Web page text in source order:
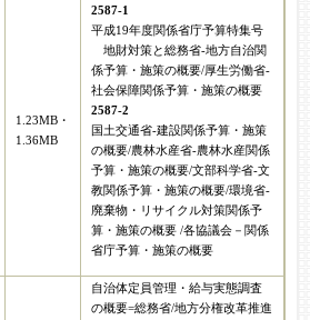
1.23MB・
1.36MB
2587-1
平成19年度関係省庁予算特集号
地財対策と総務省-地方自治関
係予算・施策の概要/厚生労働省-
社会保障関係予算・施策の概要
2587-2
国土交通省-建設関係予算・施策
の概要/農林水産省-農林水産関係
予算・施策の概要/文部科学省-文
教関係予算・施策の概要/環境省-
廃棄物・リサイクル対策関係予
算・施策の概要 /各協議会－関係
省庁予算・施策の概要
自治体定員管理・給与実態調査
の概要=総務省/地方分権改革推進